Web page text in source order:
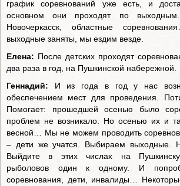
график соревнований уже есть, и
основном они проходят по выходным.
Новочеркасск, областные
выходные заняты, мы ездим везде.
Елена: После детских проходят
два раза в год, на Пушкинской набережной.
Геннадий: И из года в год у нас
обеспечением мест для проведения.
Помогает: прошедшей осенью было
проблем не возникало. Но осенью их и
весной… Мы не можем проводить
– дети же учатся. Выбираем выходные.
Выйдите в этих числах на
рыболовов один к одному. И
соревнования, дети, инвалиды…